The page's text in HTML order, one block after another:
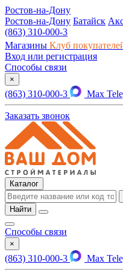
Ростов-на-Дону
Ростов-на-Дону Батайск
(863) 310-000-3
Магазины Клуб
Вход или регистрация
Способы связи
×
(863) 310-000-3 Max
Заказать звонок
Каталог
Найти
Способы связи
×
(863) 310-000-3 Max